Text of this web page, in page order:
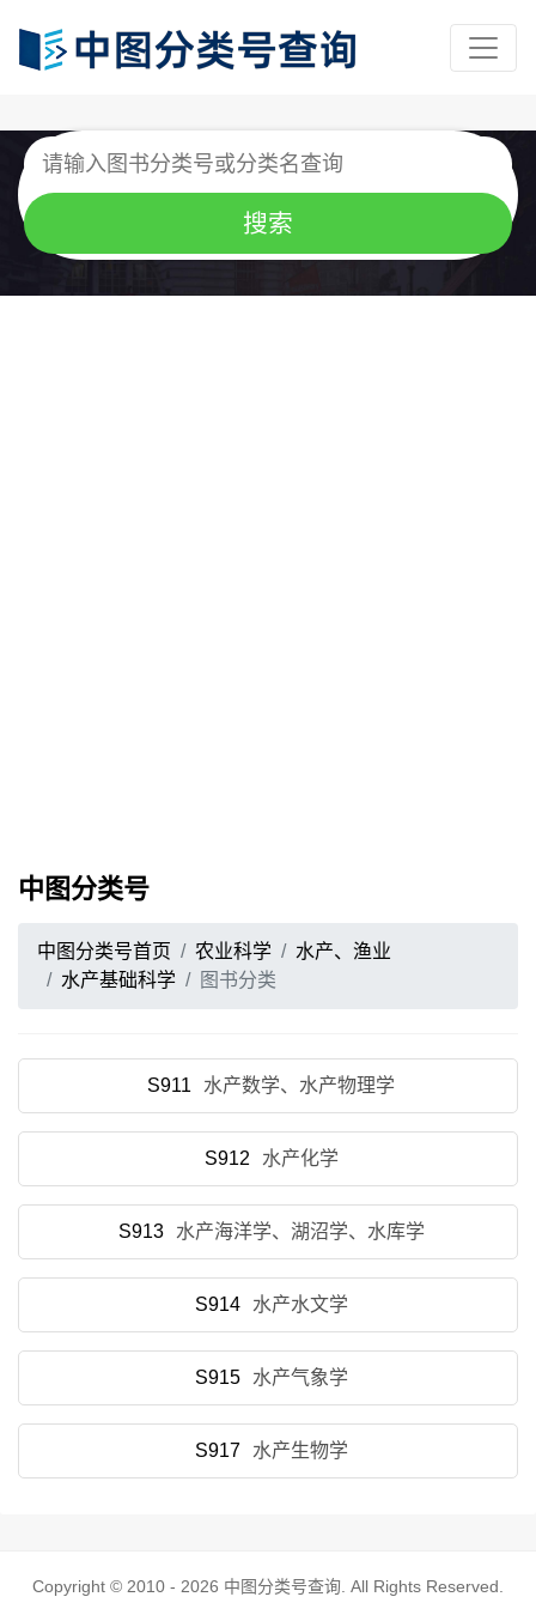
中图分类号
中图分类号首页 农业科学
水产、渔业
水产基础科学
图书分类
S911 水产数学、水产物理学
S912 水产化学
S913 水产海洋学、湖沼学、水库学
S914 水产水文学
S915 水产气象学
S917 水产生物学
Copyright © 2010 - 2026 中图分类号查询 . All Rights Reserved.